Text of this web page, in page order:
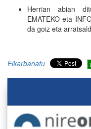
Herrian abian
EMATEKO eta
da goiz eta
Elkarbanatu